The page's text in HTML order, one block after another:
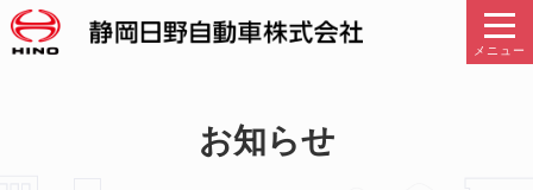
メニュー
お知らせ